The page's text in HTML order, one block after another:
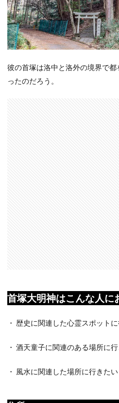
彼の首塚は洛中と洛外の境界で
ったのだろう。
首塚大明神はこんな人に
・ 歴史に関連した心霊スポット
・ 酒天童子に関連のある場所に
・ 風水に関連した場所に行きたい